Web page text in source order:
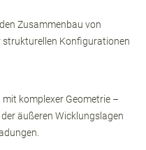
Zusammenbau von
strukturellen Konfigurationen
komplexer Geometrie –
äußeren Wicklungslagen